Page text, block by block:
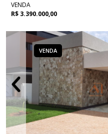
VENDA
R$ 3.390.000,00
VENDA